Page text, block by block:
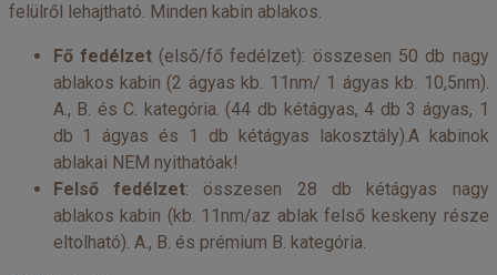
felülről lehajtható. Minden kabin ablakos.
Fő fedélzet(első/fő fedélzet): összesen 50 db nagy
ablakos kabin (2 ágyas kb. 11nm/ 1 ágyas kb. 10,5nm).
A., B. és C. kategória. (44 db kétágyas, 4 db 3 ágyas, 1
db 1 ágyas és 1 db kétágyas lakosztály).A kabinok
ablakai NEM nyithatóak!
Felső fedélzet: összesen 28 db kétágyas nagy
ablakos kabin (kb. 11nm/az ablak felső keskeny része
eltolható). A., B. és prémium B. kategória.